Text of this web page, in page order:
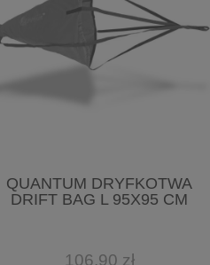
QUANTUM DRYFKOTWA
DRIFT BAG L 95X95 CM
106,90 zł